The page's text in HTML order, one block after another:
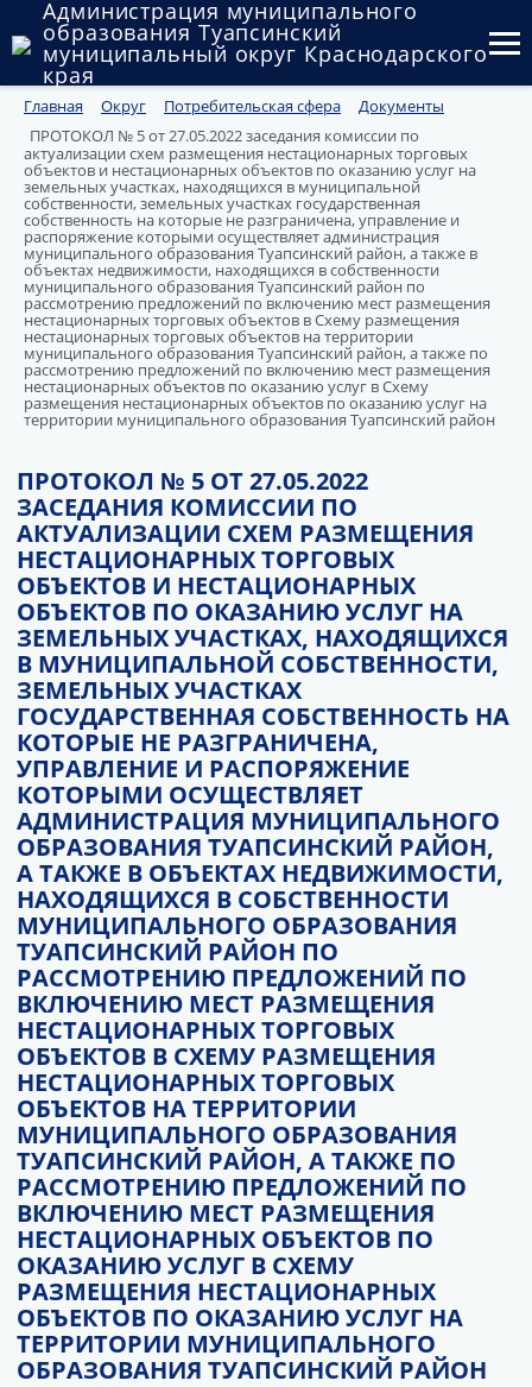
Администрация муниципального
образования Туапсинский
муниципальный округ Краснодарского
края
Округ
Администрация
Муниципальные закупки
Государственный и муниципальный контроль
Муниципальное имущество
Публичные слушания и общественные обсуждения
Документы
Главная Округ Потребительская сфера
Документы
ПРОТОКОЛ № 5 от 27.05.2022 заседания комиссии по
актуализации схем размещения нестационарных торговых
объектов и нестационарных объектов по оказанию услуг на
земельных участках, находящихся в муниципальной
собственности, земельных участках государственная
собственность на которые не разграничена, управление и
распоряжение которыми осуществляет администрация
муниципального образования Туапсинский район, а также в
объектах недвижимости, находящихся в собственности
муниципального образования Туапсинский район по
рассмотрению предложений по включению мест размещения
нестационарных торговых объектов в Схему размещения
нестационарных торговых объектов на территории
муниципального образования Туапсинский район, а также по
рассмотрению предложений по включению мест размещения
нестационарных объектов по оказанию услуг в Схему
размещения нестационарных объектов по оказанию услуг на
территории муниципального образования Туапсинский район
ПРОТОКОЛ № 5 ОТ 27.05.2022
ЗАСЕДАНИЯ КОМИССИИ ПО
АКТУАЛИЗАЦИИ СХЕМ РАЗМЕЩЕНИЯ
НЕСТАЦИОНАРНЫХ ТОРГОВЫХ
ОБЪЕКТОВ И НЕСТАЦИОНАРНЫХ
ОБЪЕКТОВ ПО ОКАЗАНИЮ УСЛУГ НА
ЗЕМЕЛЬНЫХ УЧАСТКАХ, НАХОДЯЩИХСЯ
В МУНИЦИПАЛЬНОЙ СОБСТВЕННОСТИ,
ЗЕМЕЛЬНЫХ УЧАСТКАХ
ГОСУДАРСТВЕННАЯ СОБСТВЕННОСТЬ НА
КОТОРЫЕ НЕ РАЗГРАНИЧЕНА,
УПРАВЛЕНИЕ И РАСПОРЯЖЕНИЕ
КОТОРЫМИ ОСУЩЕСТВЛЯЕТ
АДМИНИСТРАЦИЯ МУНИЦИПАЛЬНОГО
ОБРАЗОВАНИЯ ТУАПСИНСКИЙ РАЙОН,
А ТАКЖЕ В ОБЪЕКТАХ НЕДВИЖИМОСТИ,
НАХОДЯЩИХСЯ В СОБСТВЕННОСТИ
МУНИЦИПАЛЬНОГО ОБРАЗОВАНИЯ
ТУАПСИНСКИЙ РАЙОН ПО
РАССМОТРЕНИЮ ПРЕДЛОЖЕНИЙ ПО
ВКЛЮЧЕНИЮ МЕСТ РАЗМЕЩЕНИЯ
НЕСТАЦИОНАРНЫХ ТОРГОВЫХ
ОБЪЕКТОВ В СХЕМУ РАЗМЕЩЕНИЯ
НЕСТАЦИОНАРНЫХ ТОРГОВЫХ
ОБЪЕКТОВ НА ТЕРРИТОРИИ
МУНИЦИПАЛЬНОГО ОБРАЗОВАНИЯ
ТУАПСИНСКИЙ РАЙОН, А ТАКЖЕ ПО
РАССМОТРЕНИЮ ПРЕДЛОЖЕНИЙ ПО
ВКЛЮЧЕНИЮ МЕСТ РАЗМЕЩЕНИЯ
НЕСТАЦИОНАРНЫХ ОБЪЕКТОВ ПО
ОКАЗАНИЮ УСЛУГ В СХЕМУ
РАЗМЕЩЕНИЯ НЕСТАЦИОНАРНЫХ
ОБЪЕКТОВ ПО ОКАЗАНИЮ УСЛУГ НА
ТЕРРИТОРИИ МУНИЦИПАЛЬНОГО
ОБРАЗОВАНИЯ ТУАПСИНСКИЙ РАЙОН